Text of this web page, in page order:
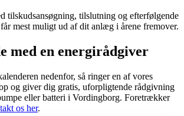
tilskudsansøgning, tilslutning og efterfølgende
mest muligt ud af dit anlæg i årene fremover.
med en energirådgiver
nedenfor, så ringer en af vores
og giver dig gratis, uforpligtende rådgivning
eller batteri i Vordingborg. Foretrækker
os her.